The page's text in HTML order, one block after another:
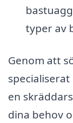
typer av
Genom att
specialiserat
en
dina behov